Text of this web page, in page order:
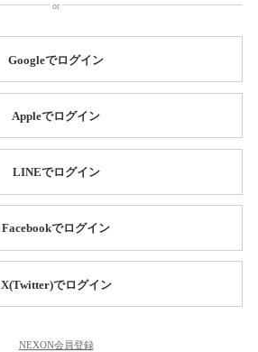
Googleでログイン
Appleでログイン
LINEでログイン
Facebookでログイン
X(Twitter)でログイン
NEXON会員登録